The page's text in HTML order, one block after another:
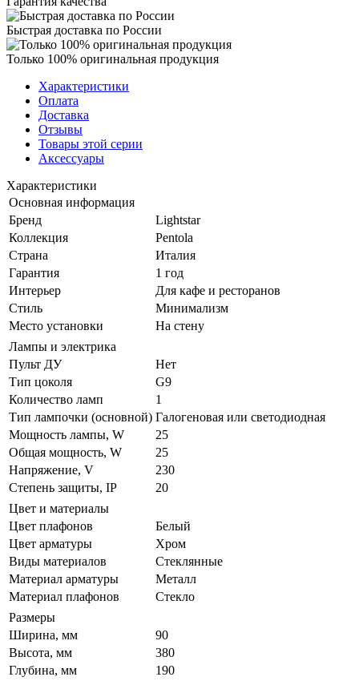
Быстрая доставка по России
Только 100% оригинальная продукция
Характеристики
Оплата
Доставка
Отзывы
Товары этой серии
Аксессуары
Характеристики
Основная информация
Бренд
Lightstar
Коллекция
Pentola
Страна
Италия
Гарантия
1 год
Интерьер
Для кафе и ресторанов
Стиль
Минимализм
Место установки
На стену
Лампы и электрика
Пульт ДУ
Нет
Тип цоколя
G9
Количество ламп
1
Тип лампочки (основной) Галогеновая или светодиодная
Мощность лампы, W
25
Общая мощность, W
25
Напряжение, V
230
Степень защиты, IP
20
Цвет и материалы
Цвет плафонов
Белый
Цвет арматуры
Хром
Виды материалов
Стеклянные
Материал арматуры
Металл
Материал плафонов
Стекло
Размеры
Ширина, мм
90
Высота, мм
380
Глубина, мм
190